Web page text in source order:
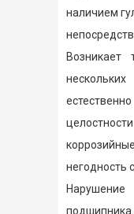
наличием
Возникает
негодность